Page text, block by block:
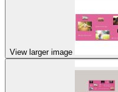
View larger image